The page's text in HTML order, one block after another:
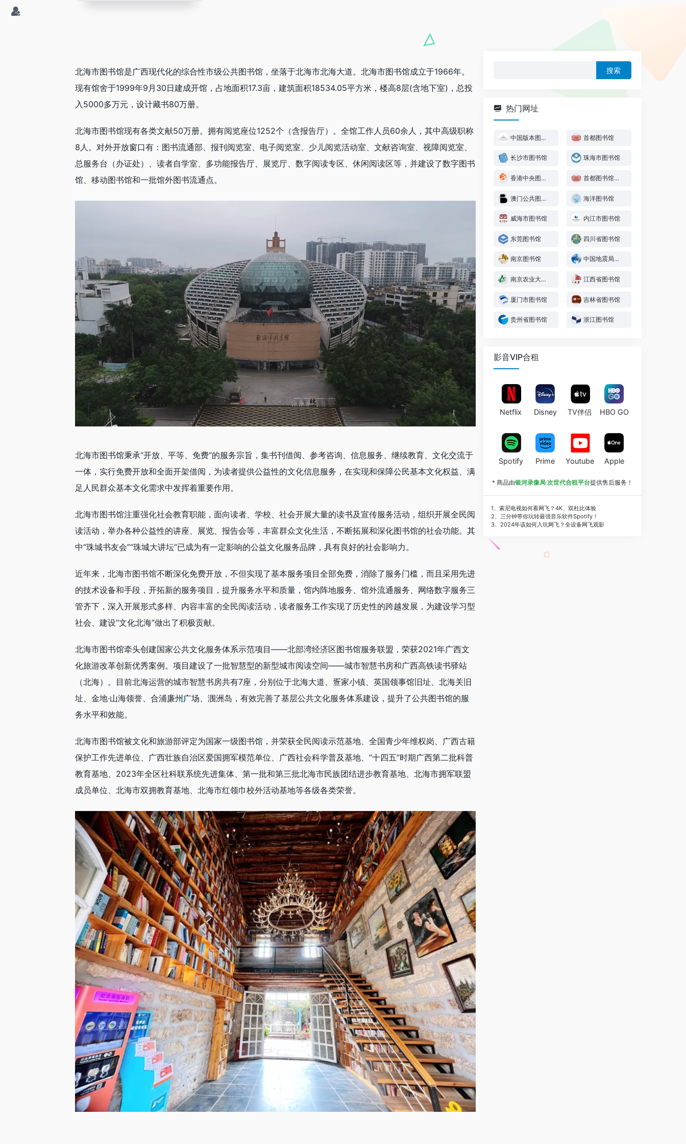
北海市图书馆是广西现代化的综合性市级公共图书馆，坐落于北海市北海大道。北海市图书馆成立于1966年。
现有馆舍于1999年9月30日建成开馆，占地面积17.3亩，建筑面积18534.05平方米，楼高8层(含地下室)，总投
入5000多万元，设计藏书80万册。
北海市图书馆现有各类文献50万册。拥有阅览座位1252个（含报告厅）。全馆工作人员60余人，其中高级职称
8人。对外开放窗口有：图书流通部、报刊阅览室、电子阅览室、少儿阅览活动室、文献咨询室、视障阅览室、
总服务台（办证处）、读者自学室、多功能报告厅、展览厅、数字阅读专区、休闲阅读区等，并建设了数字图书
馆、移动图书馆和一批馆外图书流通点。
北海市图书馆秉承“开放、平等、免费”的服务宗旨，集书刊借阅、参考咨询、信息服务、继续教育、文化交流于
一体，实行免费开放和全面开架借阅，为读者提供公益性的文化信息服务，在实现和保障公民基本文化权益、满
足人民群众基本文化需求中发挥着重要作用。
北海市图书馆注重强化社会教育职能，面向读者、学校、社会开展大量的读书及宣传服务活动，组织开展全民阅
读活动，举办各种公益性的讲座、展览、报告会等，丰富群众文化生活，不断拓展和深化图书馆的社会功能。其
中“珠城书友会”“珠城大讲坛”已成为有一定影响的公益文化服务品牌，具有良好的社会影响力。
近年来，北海市图书馆不断深化免费开放，不但实现了基本服务项目全部免费，消除了服务门槛，而且采用先进
的技术设备和手段，开拓新的服务项目，提升服务水平和质量，馆内阵地服务、馆外流通服务、网络数字服务三
管齐下，深入开展形式多样、内容丰富的全民阅读活动，读者服务工作实现了历史性的跨越发展，为建设学习型
社会、建设“文化北海”做出了积极贡献。
北海市图书馆牵头创建国家公共文化服务体系示范项目——北部湾经济区图书馆服务联盟，荣获2021年广西文
化旅游改革创新优秀案例。项目建设了一批智慧型的新型城市阅读空间——城市智慧书房和广西高铁读书驿站
（北海）。目前北海运营的城市智慧书房共有7座，分别位于北海大道、疍家小镇、英国领事馆旧址、北海关旧
址、金地·山海领誉、合浦廉州广场、涠洲岛，有效完善了基层公共文化服务体系建设，提升了公共图书馆的服
务水平和效能。
北海市图书馆被文化和旅游部评定为国家一级图书馆，并荣获全民阅读示范基地、全国青少年维权岗、广西古籍
保护工作先进单位、广西壮族自治区爱国拥军模范单位、广西社会科学普及基地、“十四五”时期广西第二批科普
教育基地、2023年全区社科联系统先进集体、第一批和第三批北海市民族团结进步教育基地、北海市拥军联盟
成员单位、北海市双拥教育基地、北海市红领巾校外活动基地等各级各类荣誉。
热门网址
中国版本图书馆 首都图书馆
长沙市图书馆 珠海市图书馆
香港中央图书馆 首都图书馆少年儿童图书馆
澳门公共图书馆 海洋图书馆
威海市图书馆 内江市图书馆
东莞图书馆 四川省图书馆
南京图书馆 中国地震局图书馆
南京农业大学图书馆 江西省图书馆
厦门市图书馆 吉林省图书馆
贵州省图书馆 浙江图书馆
影音VIP合租
Netflix Disney TV伴侣 HBO GO
Spotify Prime Youtube Apple
* 商品由银河录像局 次世代合租平台提供售后服务！
1、索尼电视如何看网飞？4K、双杜比体验
2、三分钟带你玩转最强音乐软件Spotify！
3、2024年该如何入坑网飞？全设备网飞观影